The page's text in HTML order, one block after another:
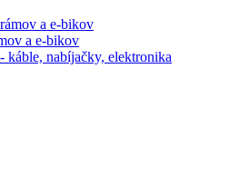
a e-bikov
a e-bikov
káble, nabíjačky, elektronika